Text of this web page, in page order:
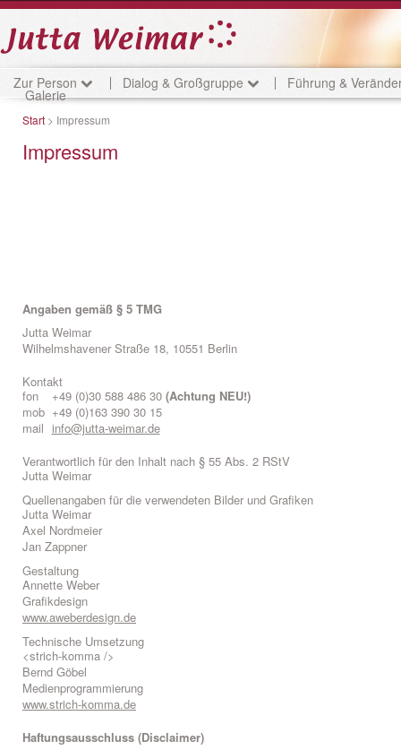
Zur Person Dialog & Großgruppe Führung &
Galerie
Start > Impressum
Impressum
Angaben gemäß § 5 TMG
Jutta Weimar
Wilhelmshavener Straße 18, 10551 Berlin
Kontakt
fon
+49 (0)30 588 486 30 (Achtung NEU!)
mob +49 (0)163 390 30 15
mail info@jutta-weimar.de
Verantwortlich für den Inhalt nach § 55 Abs. 2 RStV
Jutta Weimar
Quellenangaben für die verwendeten Bilder und Grafiken
Jutta Weimar
Axel Nordmeier
Jan Zappner
Gestaltung
Annette Weber
Grafikdesign
www.aweberdesign.de
Technische Umsetzung
<strich-komma />
Bernd Göbel
Medienprogrammierung
www.strich-komma.de
Haftungsausschluss (Disclaimer)